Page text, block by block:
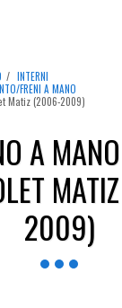
INTERNI
FRENI A MANO
Matiz (2006-2009)
A
2009)